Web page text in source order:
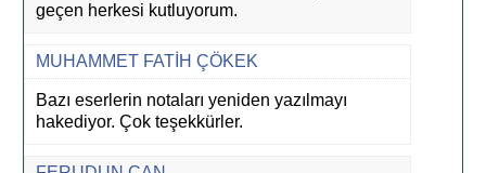
geçen herkesi kutluyorum.
MUHAMMET FATİH ÇÖKEK
Bazı eserlerin notaları yeniden yazılmayı
hakediyor. Çok teşekkürler.